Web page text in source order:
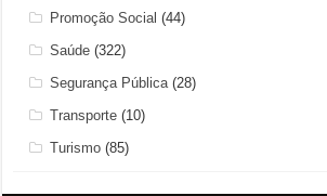
Promoção Social (44)
Saúde (322)
Segurança Pública(28)
Transporte (10)
Turismo (85)